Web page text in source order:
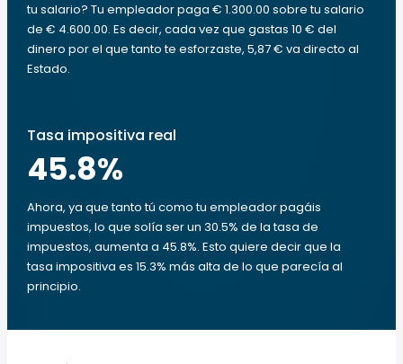
tu salario? Tu empleador paga € 1.300.00 sobre tu salario
de € 4.600.00. Es decir, cada vez que gastas 10 € del
dinero por el que tanto te esforzaste, 5,87 € va directo al
Estado.
Tasa impositiva real
45.8%
Ahora, ya que tanto tú como tu empleador pagáis
impuestos, lo que solía ser un 30.5% de la tasa de
impuestos, aumenta a 45.8%. Esto quiere decir que la
tasa impositiva es 15.3% más alta de lo que parecía al
principio.